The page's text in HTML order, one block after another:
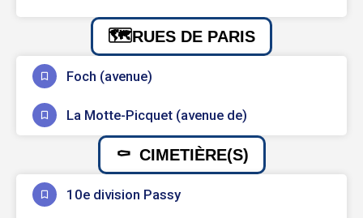
RUES DE PARIS
Foch (avenue)
La Motte-Picquet (avenue de)
CIMETIÈRE(S)
10e division Passy